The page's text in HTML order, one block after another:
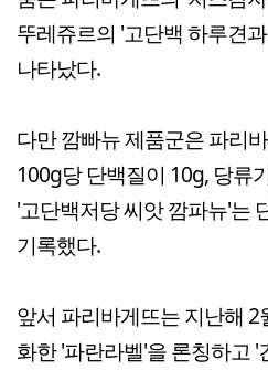
뚜레쥬르의 '고단백 하루견
나타났다.
다만 깜빠뉴 제품군은 파리
100g당 단백질이 10g, 당류
'고단백저당 씨앗 깜파뉴'는
기록했다.
앞서 파리바게뜨는 지난해
화한 '파란라벨'을 론칭하고